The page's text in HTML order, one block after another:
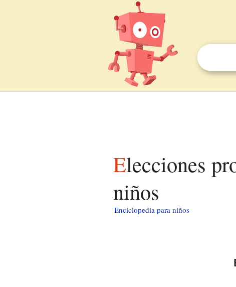
Elecciones provinciales de Ontario de 2014 para
niños
Enciclopedia para niños